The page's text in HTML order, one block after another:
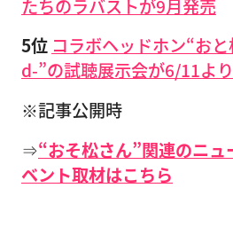
たちのラバストが9月発売
5位 コラボヘッドホン“お
d-”の試聴展示会が6/11よ
※記事公開時
⇒“おそ松さん”関連のニュ
ベント取材はこちら